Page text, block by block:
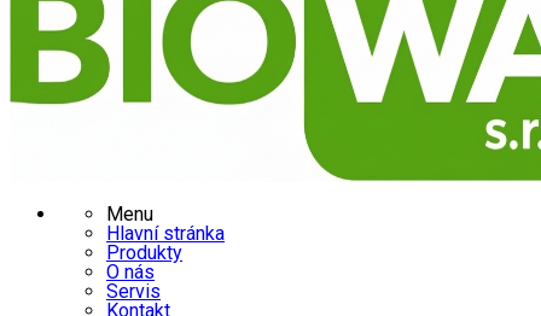
Menu
Hlavní stránka
Produkty
O nás
Servis
Kontakt